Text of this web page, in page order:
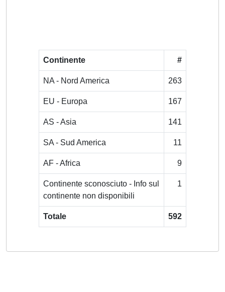
Continente #
NA - Nord America 263
EU - Europa 167
AS - Asia 141
SA - Sud America 11
AF - Africa 9
Continente sconosciuto - Info sul
continente non disponibili
1
Totale 592